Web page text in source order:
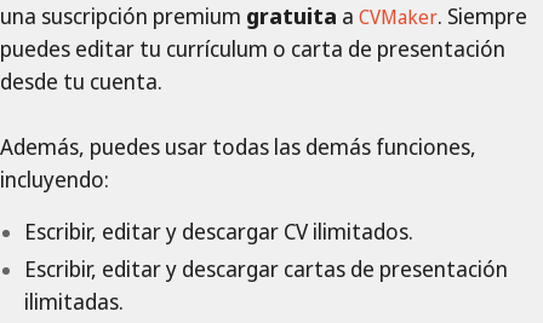
una suscripción premium gratuita a CVMaker. Siempre
puedes editar tu currículum o carta de presentación
desde tu cuenta.
Además, puedes usar todas las demás funciones,
incluyendo:
Escribir, editar y descargar CV ilimitados.
Escribir, editar y descargar cartas de presentación
ilimitadas.